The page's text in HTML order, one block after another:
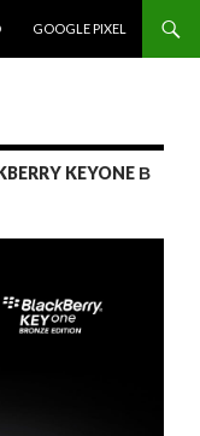
GOOGLE PIXEL
KEYONE В